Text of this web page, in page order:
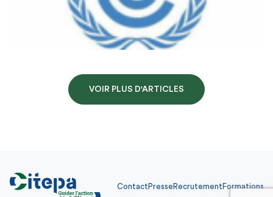
VOIR PLUS D'ARTICLES
Contact Presse Recrutement Formations